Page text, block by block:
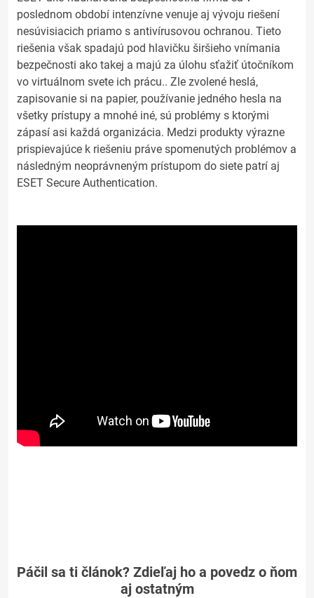
poslednom období intenzívne venuje aj vývoju riešení
nesúvisiacich priamo s antivírusovou ochranou. Tieto
riešenia však spadajú pod hlavičku širšieho vnímania
bezpečnosti ako takej a majú za úlohu sťažiť útočníkom
vo virtuálnom svete ich prácu.. Zle zvolené heslá,
zapisovanie si na papier, používanie jedného hesla na
všetky prístupy a mnohé iné, sú problémy s ktorými
zápasí asi každá organizácia. Medzi produkty výrazne
prispievajúce k riešeniu práve spomenutých problémov a
následným neoprávneným prístupom do siete patrí aj
ESET Secure Authentication.
Páčil sa ti článok? Zdieľaj ho a povedz o ňom
aj ostatným